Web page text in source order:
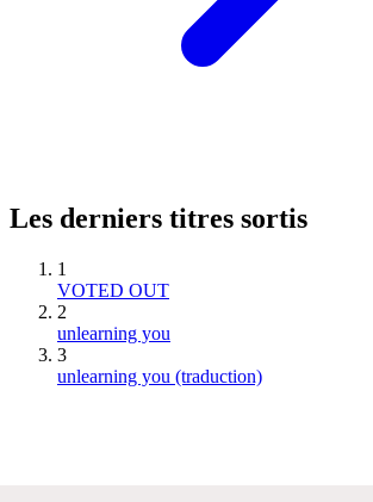
Les derniers titres sortis
1
VOTED OUT
2
unlearning you
3
unlearning you (traduction)